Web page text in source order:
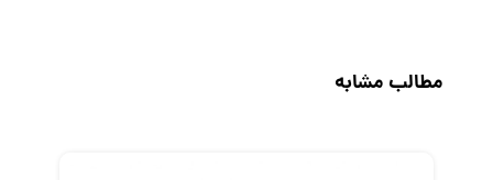
رزومه
مطالب مشابه